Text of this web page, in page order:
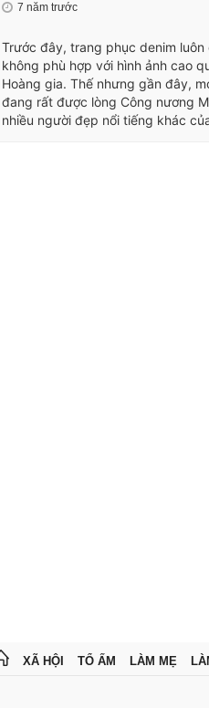
7 năm trước
Trước đây, trang phục denim luôn
không phù hợp với hình ảnh cao
Hoàng gia. Thế nhưng gần đây,
đang rất được lòng Công nương
nhiều người đẹp nổi tiếng khác
XÃ HỘI TỔ ẤM LÀM MẸ